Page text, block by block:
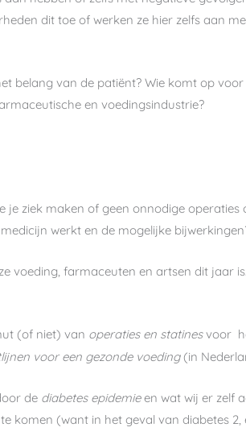
dit toe of werken ze hier zelfs aan
belang van de patiënt? Wie komt op
en voedingsindustrie?
ziek maken of geen onnodige
werkt en de mogelijke
voeding, farmaceuten en artsen dit jaar is.
(of niet) van operaties en statinesvoor
voor een gezonde voeding(in
de diabetes epidemieen wat wij er zelf
(want in het geval van diabetes 2,